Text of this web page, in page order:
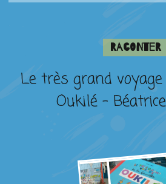
Raconter
Le très grand
Oukilé –